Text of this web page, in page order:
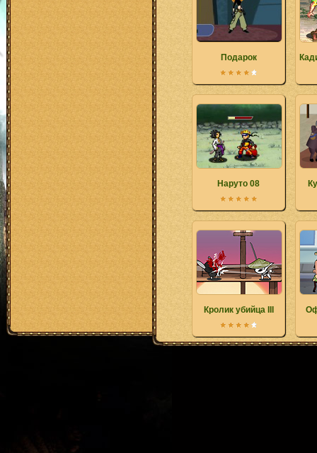
Подарок
Наруто 08
Кролик убийца III